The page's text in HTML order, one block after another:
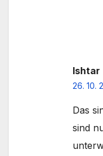
Ishtar
26. 10.
Das
sind